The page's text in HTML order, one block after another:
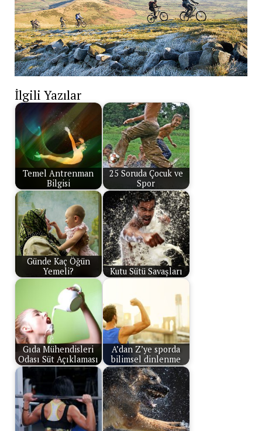
İlgili Yazılar
Temel Antrenman
Bilgisi
25 Soruda Çocuk ve
Spor
Günde Kaç Öğün
Yemeli?
Kutu Sütü Savaşları
Gıda Mühendisleri
Odası Süt Açıklaması
A’dan Z’ye sporda
bilimsel dinlenme